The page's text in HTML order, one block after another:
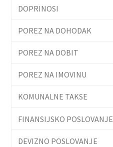
DOPRINOSI
POREZ NA DOHODAK
POREZ NA DOBIT
POREZ NA IMOVINU
KOMUNALNE TAKSE
FINANSIJSKO POSLOVANJE
DEVIZNO POSLOVANJE